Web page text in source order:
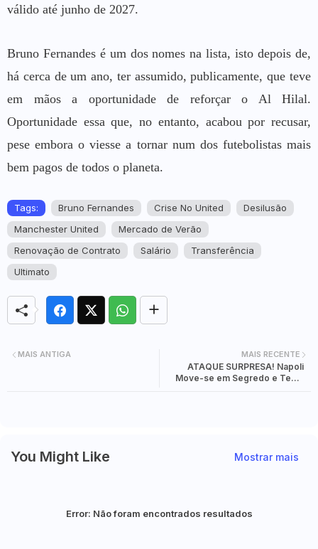
válido até junho de 2027.
Bruno Fernandes é um dos nomes na lista, isto depois de,
há cerca de um ano, ter assumido, publicamente, que teve
em mãos a oportunidade de reforçar o Al Hilal.
Oportunidade essa que, no entanto, acabou por recusar,
pese embora o viesse a tornar num dos futebolistas mais
bem pagos de todos o planeta.
Tags: Bruno Fernandes Crise No United
Desilusão
Manchester United
Mercado de Verão
Renovação de Contrato
Salário
Transferência
Ultimato
MAIS RECENTE
ATAQUE SURPRESA! Napoli
Move-se em Segredo e Tenta
MAIS ANTIGA
You Might Like Mostrar mais
Error: Não foram encontrados resultados